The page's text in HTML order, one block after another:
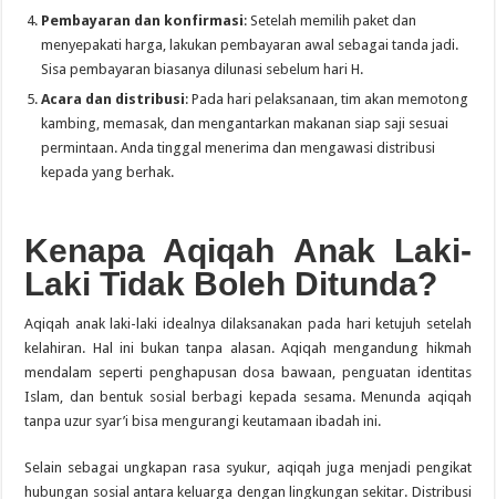
Pembayaran dan konfirmasi: Setelah memilih paket dan
menyepakati harga, lakukan pembayaran awal sebagai tanda jadi.
Sisa pembayaran biasanya dilunasi sebelum hari H.
Acara dan distribusi: Pada hari pelaksanaan, tim akan memotong
kambing, memasak, dan mengantarkan makanan siap saji sesuai
permintaan. Anda tinggal menerima dan mengawasi distribusi
kepada yang berhak.
Kenapa Aqiqah Anak Laki-
Laki Tidak Boleh Ditunda?
Aqiqah anak laki-laki idealnya dilaksanakan pada hari ketujuh setelah
kelahiran. Hal ini bukan tanpa alasan. Aqiqah mengandung hikmah
mendalam seperti penghapusan dosa bawaan, penguatan identitas
Islam, dan bentuk sosial berbagi kepada sesama. Menunda aqiqah
tanpa uzur syar’i bisa mengurangi keutamaan ibadah ini.
Selain sebagai ungkapan rasa syukur, aqiqah juga menjadi pengikat
hubungan sosial antara keluarga dengan lingkungan sekitar. Distribusi